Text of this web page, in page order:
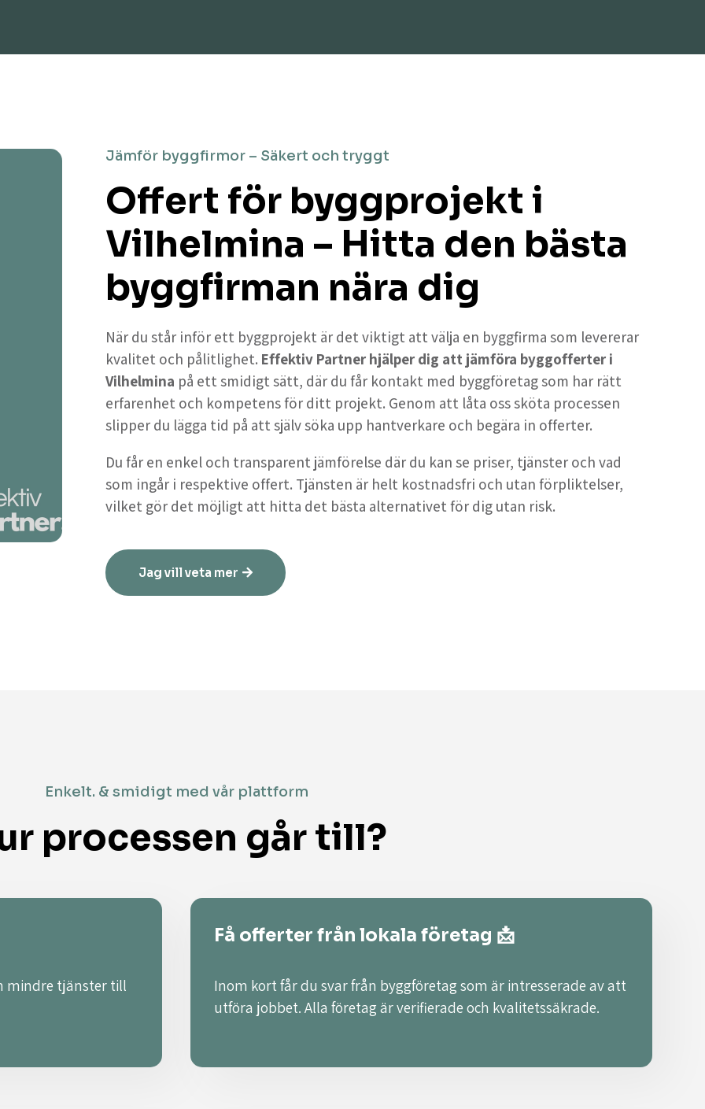
Jämför byggfirmor – Säkert och tryggt
Offert för byggprojekt i
Vilhelmina – Hitta den bästa
byggfirman nära dig
När du står inför ett byggprojekt är det viktigt att välja en byggfirma som levererar
kvalitet och pålitlighet. Effektiv Partner hjälper dig att jämföra byggofferter i
Vilhelmina på ett smidigt sätt, där du får kontakt med byggföretag som har rätt
erfarenhet och kompetens för ditt projekt. Genom att låta oss sköta processen
slipper du lägga tid på att själv söka upp hantverkare och begära in offerter.
Du får en enkel och transparent jämförelse där du kan se priser, tjänster och vad
som ingår i respektive offert. Tjänsten är helt kostnadsfri och utan förpliktelser,
vilket gör det möjligt att hitta det bästa alternativet för dig utan risk.
Jag vill veta mer
Enkelt. & smidigt med vår plattform
processen går till?
mindre tjänster till
Få offerter från lokala företag 📩
Inom kort får du svar från byggföretag som är intresserade av att
utföra jobbet. Alla företag är verifierade och kvalitetssäkrade.